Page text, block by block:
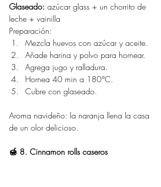
Glaseado: azúcar glass + un chorrito de
leche + vainilla
Preparación:
Mezcla huevos con azúcar y aceite.
Añade harina y polvo para hornear.
Agrega jugo y ralladura.
Hornea 40 min a 180°C.
Cubre con glaseado.
Aroma navideño: la naranja llena la casa
de un olor delicioso.
🍯 8. Cinnamon rolls caseros